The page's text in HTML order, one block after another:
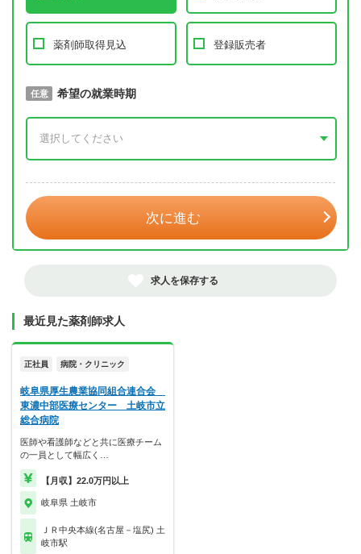
薬剤師取得見込 登録販売者
必須 取得予定年
任意 希望の就業時期
次に進む
求人を保存する
最近見た薬剤師求人
正社員 病院・クリニック
岐阜県厚生農業協同組合連合会
東濃中部医療センター 土岐市立
総合病院
医師や看護師などと共に医療チーム
の一員として幅広く…
【月収】22.0万円以上
岐阜県 土岐市
ＪＲ中央本線(名古屋－塩尻) 土
岐市駅